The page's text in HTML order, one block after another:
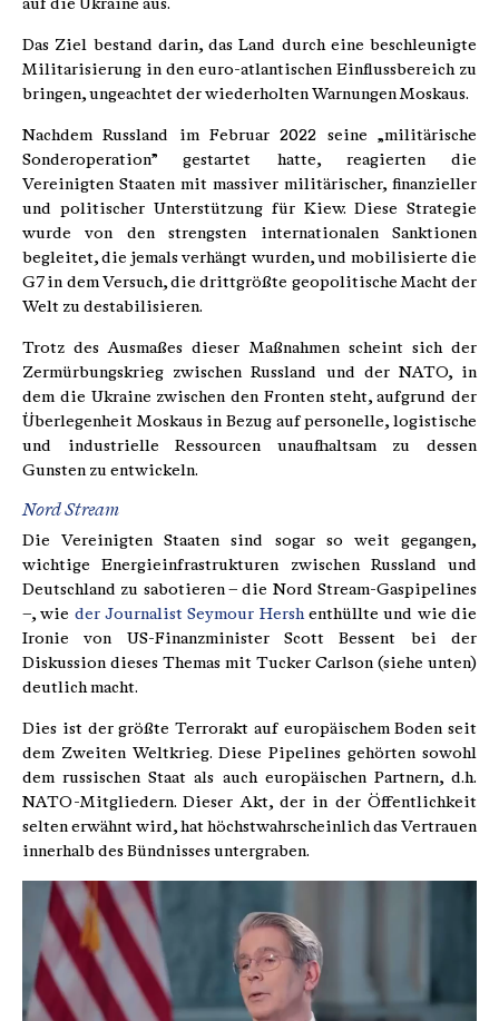
auf die Ukraine aus.
Das Ziel bestand darin, das Land durch eine beschleunigte
Militarisierung in den euro-atlantischen Einflussbereich zu
bringen, ungeachtet der wiederholten Warnungen Moskaus.
Nachdem Russland im Februar 2022 seine „militärische
Sonderoperation” gestartet hatte, reagierten die
Vereinigten Staaten mit massiver militärischer, finanzieller
und politischer Unterstützung für Kiew. Diese Strategie
wurde von den strengsten internationalen Sanktionen
begleitet, die jemals verhängt wurden, und mobilisierte die
G7 in dem Versuch, die drittgrößte geopolitische Macht der
Welt zu destabilisieren.
Trotz des Ausmaßes dieser Maßnahmen scheint sich der
Zermürbungskrieg zwischen Russland und der NATO, in
dem die Ukraine zwischen den Fronten steht, aufgrund der
Überlegenheit Moskaus in Bezug auf personelle, logistische
und industrielle Ressourcen unaufhaltsam zu dessen
Gunsten zu entwickeln.
Nord Stream
Die Vereinigten Staaten sind sogar so weit gegangen,
wichtige Energieinfrastrukturen zwischen Russland und
Deutschland zu sabotieren – die Nord Stream-Gaspipelines
–, wie der Journalist Seymour Hershenthüllte und wie die
Ironie von US-Finanzminister Scott Bessent bei der
Diskussion dieses Themas mit Tucker Carlson (siehe unten)
deutlich macht.
Dies ist der größte Terrorakt auf europäischem Boden seit
dem Zweiten Weltkrieg. Diese Pipelines gehörten sowohl
dem russischen Staat als auch europäischen Partnern, d.h.
NATO-Mitgliedern. Dieser Akt, der in der Öffentlichkeit
selten erwähnt wird, hat höchstwahrscheinlich das Vertrauen
innerhalb des Bündnisses untergraben.